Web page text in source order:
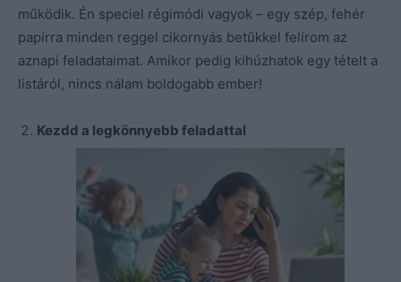
működik. Én speciel régimódi vagyok – egy szép, fehér
papírra minden reggel cikornyás betűkkel felírom az
aznapi feladataimat. Amikor pedig kihúzhatok egy tételt a
listáról, nincs nálam boldogabb ember!
Kezdd a legkönnyebb feladattal